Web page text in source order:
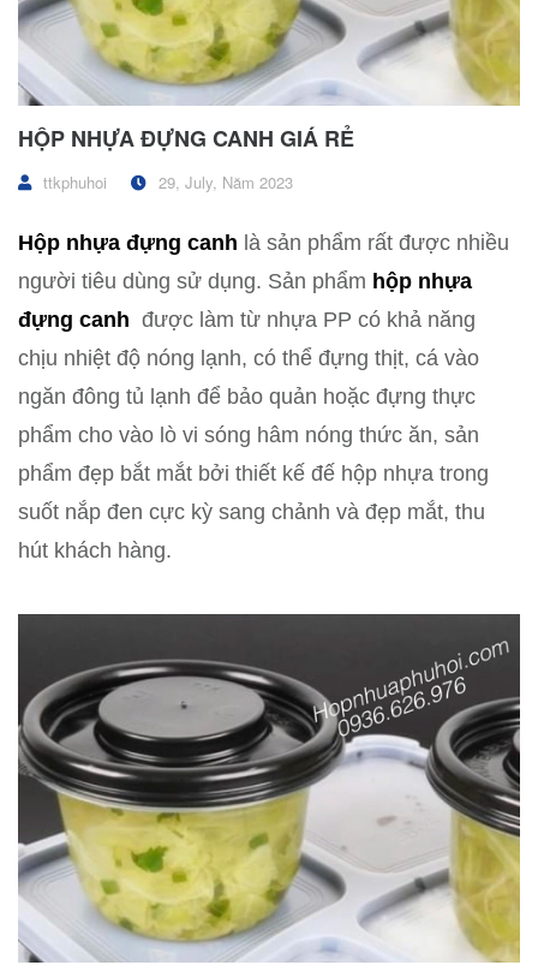
HỘP NHỰA ĐỰNG CANH GIÁ RẺ
ttkphuhoi 29, July, Năm 2023
Hộp nhựa đựng canh là sản phẩm rất được nhiều
người tiêu dùng sử dụng. Sản phẩm hộp nhựa
đựng canh được làm từ nhựa PP có khả năng
chịu nhiệt độ nóng lạnh, có thể đựng thịt, cá vào
ngăn đông tủ lạnh để bảo quản hoặc đựng thực
phẩm cho vào lò vi sóng hâm nóng thức ăn, sản
phẩm đẹp bắt mắt bởi thiết kế đế hộp nhựa trong
suốt nắp đen cực kỳ sang chảnh và đẹp mắt, thu
hút khách hàng.